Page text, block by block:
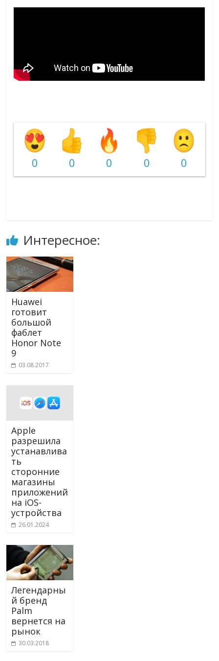
0 0 0 0 0
Интересное:
Huawei
готовит
большой
фаблет
Honor Note
9
03.08.2017
Apple
разрешила
устанавлива
ть
сторонние
магазины
приложений
на iOS-
устройства
26.01.2024
Легендарны
й бренд
Palm
вернется на
рынок
30.03.2018